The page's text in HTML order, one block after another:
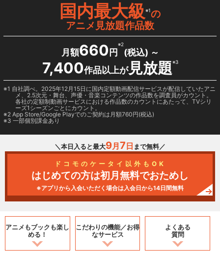
国内最大級※1の
アニメ見放題作品数
月額660 円
※2
(税込) ～
7,400作品以上が見放題※3
1 自社調べ。2025年12月15日に国内定額動画配信サービスが配信していたアニ
メ、2.5次元・舞台、声優・音楽コンテンツの作品数を調査員がカウント。
各社の定額制動画サービスにおける作品数のカウントにあたって、TVシリ
ーズ1シーズンごとにカウント。
2 App Store/Google Playでのご契約は月額760円(税込)
3 一部個別課金あり
＼本日入ると最大9月 7 日 まで無料／
ドコモのケータイ以外もOK
はじめての方は初月無料でおためし
※アプリから入会いただく場合は入会日から14日間無料
アニメもブックも楽し
める！
こだわりの機能／お得
なサービス
よくある
質問